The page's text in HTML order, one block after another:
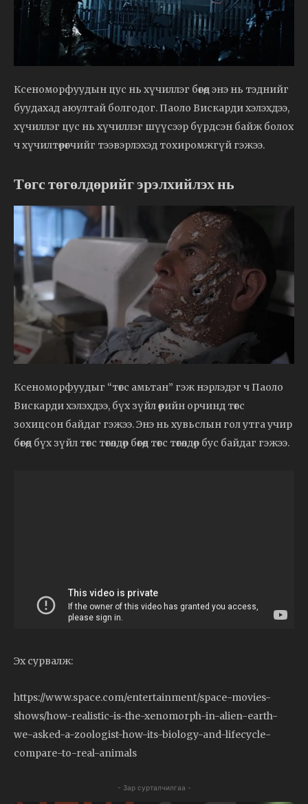
Ксеноморфуудын цус нь хүчиллэг бөгөөд энэ нь тэднийг
буудахад аюултай болгодог. Паоло Вискарди хэлэхдээ,
хүчиллэг цус нь хүчиллэг шүүсээр бүрдсэн байж болох
ч хүчилтөрөгчийг тээвэрлэхэд тохиромжгүй гэжээ.
Төгс төгөлдөрийг эрэлхийлэх нь
Ксеноморфуудыг “төгс амьтан” гэж нэрлэдэг ч Паоло
Вискарди хэлэхдээ, бүх зүйл өөрийн орчинд төгс
зохицсон байдаг гэжээ. Энэ нь хувьслын гол утга учир
бөгөөд бүх зүйл төгс төгөлдөр бөгөөд төгс төгөлдөр бус байдаг гэжээ.
Эх сурвалж:
https://www.space.com/entertainment/space-movies-
shows/how-realistic-is-the-xenomorph-in-alien-earth-
we-asked-a-zoologist-how-its-biology-and-lifecycle-
compare-to-real-animals
- Зар сурталчилгаа -